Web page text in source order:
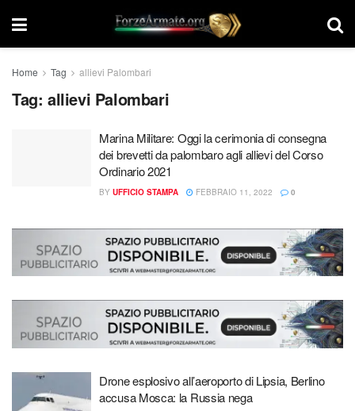
Home Tag allievi Palombari
Tag: allievi Palombari
Marina Militare: Oggi la cerimonia di consegna
dei brevetti da palombaro agli allievi del Corso
Ordinario 2021
BY UFFICIO STAMPA FEBBRAIO 11, 2022 0
Drone esplosivo all’aeroporto di Lipsia, Berlino
accusa Mosca: la Russia nega